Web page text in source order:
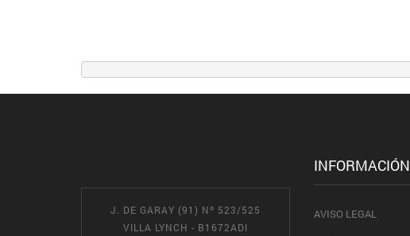
J. DE GARAY (91) Nº 523/525
VILLA LYNCH - B1672ADI
INFORMACIÓN
AVISO LEGAL